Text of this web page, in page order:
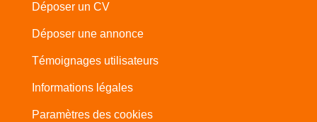
Déposer un CV
Déposer une annonce
Témoignages utilisateurs
Informations légales
Paramètres des cookies